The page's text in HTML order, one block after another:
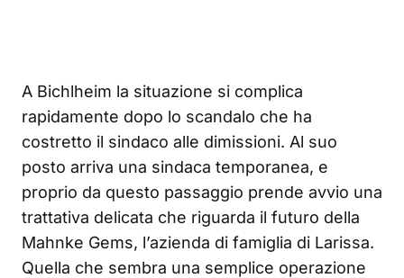
A Bichlheim la situazione si complica
rapidamente dopo lo scandalo che ha
costretto il sindaco alle dimissioni. Al suo
posto arriva una sindaca temporanea, e
proprio da questo passaggio prende avvio una
trattativa delicata che riguarda il futuro della
Mahnke Gems, l’azienda di famiglia di Larissa.
Quella che sembra una semplice operazione